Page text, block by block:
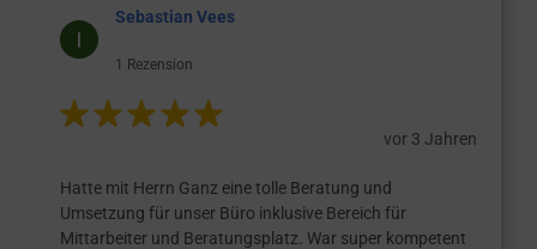
Sebastian Vees
1 Rezension
vor 3 Jahren
Hatte mit Herrn Ganz eine tolle Beratung und
Umsetzung für unser Büro inklusive Bereich für
Mittarbeiter und Beratungsplatz. War super kompetent